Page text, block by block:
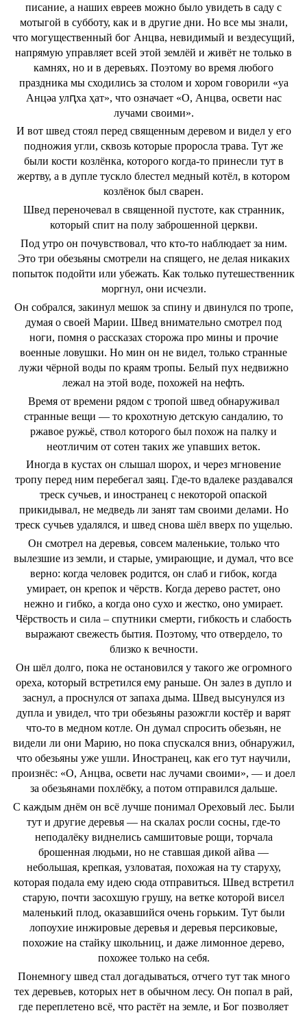
писание, а наших евреев можно было увидеть в саду с
мотыгой в субботу, как и в другие дни. Но все мы знали,
что могущественный бог Анцва, невидимый и вездесущий,
напрямую управляет всей этой землёй и живёт не только в
камнях, но и в деревьях. Поэтому во время любого
праздника мы сходились за столом и хором говорили «уа
Анцәа улԥха ҳат», что означает «О, Анцва, освети нас
лучами своими».
И вот швед стоял перед священным деревом и видел у его
подножия угли, сквозь которые проросла трава. Тут же
были кости козлёнка, которого когда-то принесли тут в
жертву, а в дупле тускло блестел медный котёл, в котором
козлёнок был сварен.
Швед переночевал в священной пустоте, как странник,
который спит на полу заброшенной церкви.
Под утро он почувствовал, что кто-то наблюдает за ним.
Это три обезьяны смотрели на спящего, не делая никаких
попыток подойти или убежать. Как только путешественник
моргнул, они исчезли.
Он собрался, закинул мешок за спину и двинулся по тропе,
думая о своей Марии. Швед внимательно смотрел под
ноги, помня о рассказах сторожа про мины и прочие
военные ловушки. Но мин он не видел, только странные
лужи чёрной воды по краям тропы. Белый пух недвижно
лежал на этой воде, похожей на нефть.
Время от времени рядом с тропой швед обнаруживал
странные вещи ― то крохотную детскую сандалию, то
ржавое ружьё, ствол которого был похож на палку и
неотличим от сотен таких же упавших веток.
Иногда в кустах он слышал шорох, и через мгновение
тропу перед ним перебегал заяц. Где-то вдалеке раздавался
треск сучьев, и иностранец с некоторой опаской
прикидывал, не медведь ли занят там своими делами. Но
треск сучьев удалялся, и швед снова шёл вверх по ущелью.
Он смотрел на деревья, совсем маленькие, только что
вылезшие из земли, и старые, умирающие, и думал, что все
верно: когда человек родится, он слаб и гибок, когда
умирает, он крепок и чёрств. Когда дерево растет, оно
нежно и гибко, а когда оно сухо и жестко, оно умирает.
Чёрствость и сила – спутники смерти, гибкость и слабость
выражают свежесть бытия. Поэтому, что отвердело, то
близко к вечности.
Он шёл долго, пока не остановился у такого же огромного
ореха, который встретился ему раньше. Он залез в дупло и
заснул, а проснулся от запаха дыма. Швед высунулся из
дупла и увидел, что три обезьяны разожгли костёр и варят
что-то в медном котле. Он думал спросить обезьян, не
видели ли они Марию, но пока спускался вниз, обнаружил,
что обезьяны уже ушли. Иностранец, как его тут научили,
произнёс: «О, Анцва, освети нас лучами своими», ― и доел
за обезьянами похлёбку, а потом отправился дальше.
С каждым днём он всё лучше понимал Ореховый лес. Были
тут и другие деревья ― на скалах росли сосны, где-то
неподалёку виднелись самшитовые рощи, торчала
брошенная людьми, но не ставшая дикой айва ―
небольшая, крепкая, узловатая, похожая на ту старуху,
которая подала ему идею сюда отправиться. Швед встретил
старую, почти засохшую грушу, на ветке которой висел
маленький плод, оказавшийся очень горьким. Тут были
лопоухие инжировые деревья и деревья персиковые,
похожие на стайку школьниц, и даже лимонное дерево,
похожее только на себя.
Понемногу швед стал догадываться, отчего тут так много
тех деревьев, которых нет в обычном лесу. Он попал в рай,
где переплетено всё, что растёт на земле, и Бог позволяет